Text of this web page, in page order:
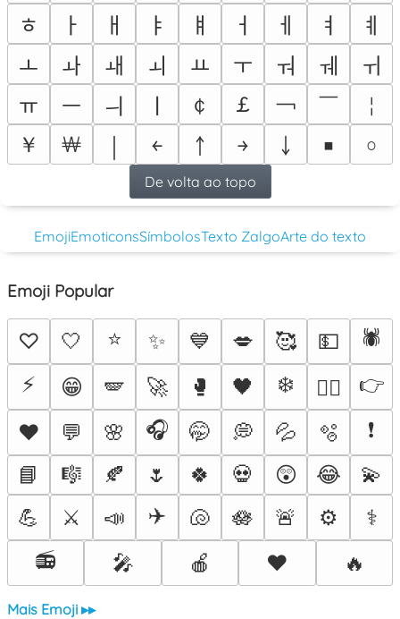
ﾾ
ￂ ￃ ￄ ￅ ￆ ￇ ￊ
ￋ
ￌ
ￍ ￎ ￏ ￒ ￓ ￔ ￕ
ￖ
ￗ
ￚ ￛ ￠ ￡ ￢ ￣
￤
￥
￦ ￩ ￪ ￫ ￬ ￭ ￮
De volta ao topo
EmojiEmoticonsSímbolosTexto ZalgoArte do texto
Emoji Popular
♡ 🤍 ⭐ ✨ 💙 💋 🥰 💵
🕷️
⚡
😁 🪽 🚀 🥊 🖤 ❄️ ❤️‍🔥
👉
♥️
💬 🌸 🎧 🤭 💭 💦 🫧
❗
📘
🎼 🍂 🌷 🍀 💀 😲 😂
💫
💪
⚔️ 📣 ✈️ 🐚 🪷 🚨 ⚙️
⚕️
📻
🎤 🍎 ❤️ 🔥
Mais Emoji ▸▸